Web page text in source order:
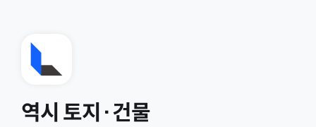
역시 토지·건물